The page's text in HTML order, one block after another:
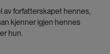
av forfatterskapet hennes,
kjenner igjen hennes
hun.